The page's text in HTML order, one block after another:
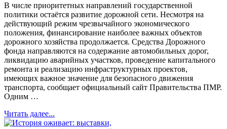
В числе приоритетных направлений государственной
политики остаётся развитие дорожной сети. Несмотря на
действующий режим чрезвычайного экономического
положения, финансирование наиболее важных объектов
дорожного хозяйства продолжается. Средства Дорожного
фонда направляются на содержание автомобильных дорог,
ликвидацию аварийных участков, проведение капитального
ремонта и реализацию инфраструктурных проектов,
имеющих важное значение для безопасного движения
транспорта, сообщает официальный сайт Правительства ПМР.
Одним …
Читать далее...